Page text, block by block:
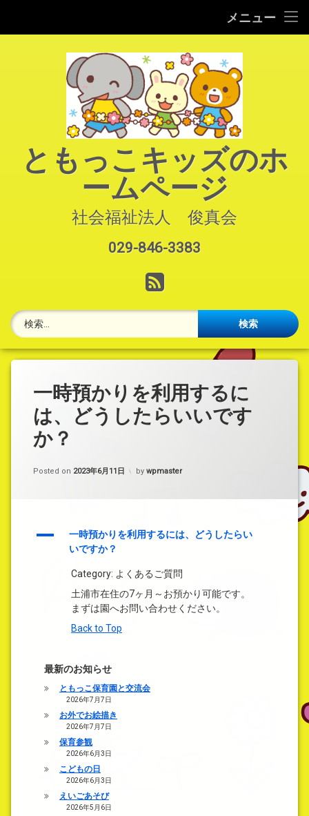
メニュー
園での生活
よくあるご質問
アクセス
お問い合わせ
ともっこキッズのホ
ームページ
社会福祉法人　俊真会
029-846-3383
RSS
一時預かりを利用するに
は、どうしたらいいです
か？
Posted on 2023年6月11日 by wpmaster
A
一時預かりを利用するには、どうしたらい
いですか？
Category: よくあるご質問
土浦市在住の7ヶ月～お預かり可能です。
まずは園へお問い合わせください。
Back to Top
最新のお知らせ
ともっこ保育園と交流会
2026年7月7日
お外でお絵描き
2026年7月7日
保育参観
2026年6月3日
こどもの日
2026年6月3日
えいごあそび
2026年5月6日